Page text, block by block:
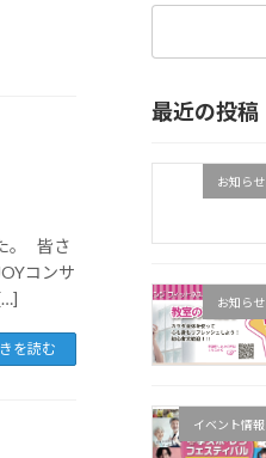
。 皆さ
コンサ
を読む
最近の投稿
お知らせ
お知らせ
イベント情報